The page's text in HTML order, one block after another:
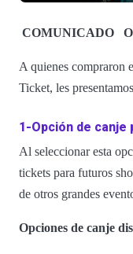
COMUNICADO
A quienes compraron
Ticket, les
1-Opción de canje
Al seleccionar esta
tickets para futuros
de otros grandes
Opciones de canje